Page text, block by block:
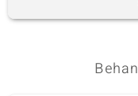
Karatgewicht Summe